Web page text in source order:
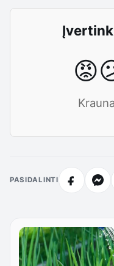
😡
PASIDALINTI